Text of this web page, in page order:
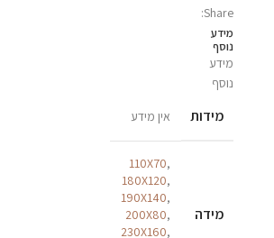
Share:
מידע
נוסף
מידע
נוסף
מידות אין מידע
מידה
110X70,
180X120,
190X140,
200X80,
230X160,